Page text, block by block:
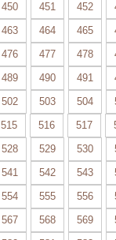
450 451 452
463 464 465
476 477 478
489 490 491
502 503 504
515 516 517
528 529 530
541 542 543
554 555 556
567 568 569